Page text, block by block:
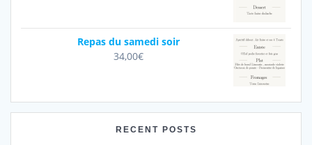
Repas du samedi soir
34,00€
RECENT POSTS